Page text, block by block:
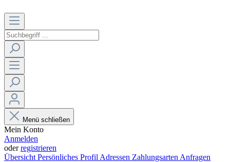
Menü schließen
Mein Konto
Anmelden
oderregistrieren
Übersicht Persönliches Profil Adressen Zahlungsarten Anfragen